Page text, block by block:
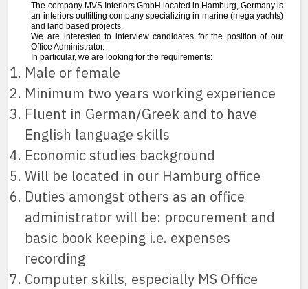
The company MVS Interiors GmbH located in Hamburg, Germany is
an interiors outfitting company specializing in marine (mega yachts)
and land based projects.
We are interested to interview candidates for the position of our
Office Administrator.
In particular, we are looking for the requirements:
Male or female
Minimum two years working experience
Fluent in German/Greek and to have
English language skills
Economic studies background
Will be located in our Hamburg office
Duties amongst others as an office
administrator will be: procurement and
basic book keeping i.e. expenses
recording
Computer skills, especially MS Office